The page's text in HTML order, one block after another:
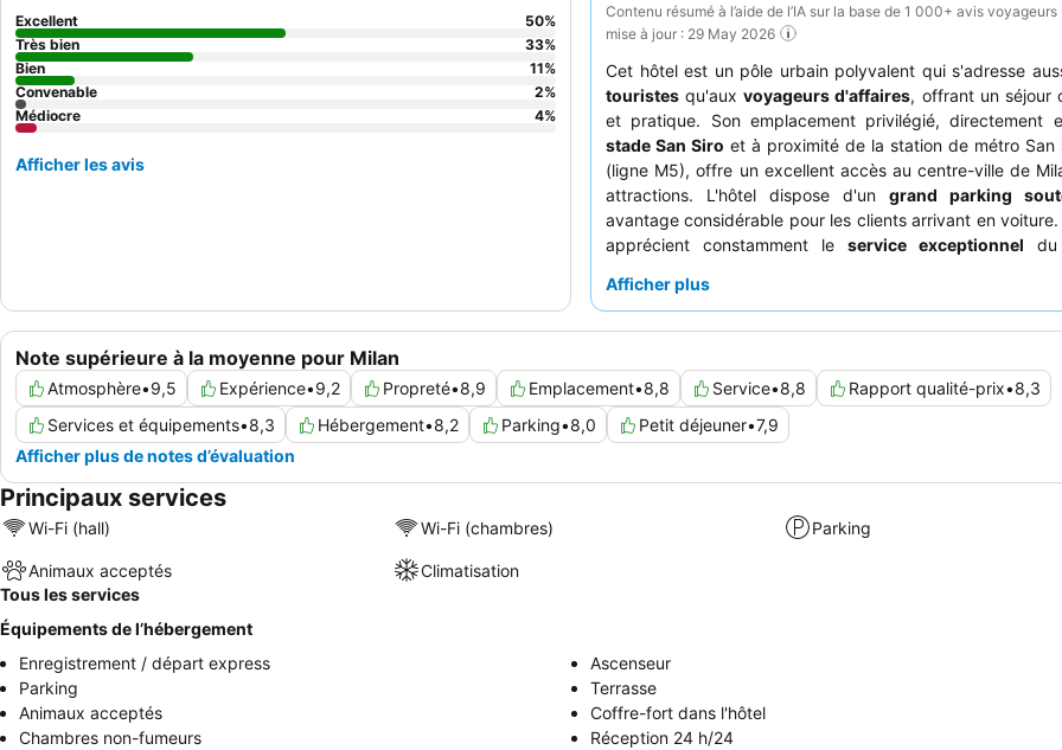
Contenu résumé à l’aide de l’IA sur la base de 1 000+ avis voyageurs
mise à jour : 29 May 2026
Cet hôtel est un pôle urbain polyvalent qui s'adresse
touristes qu'auxvoyageurs d'affaires, offrant un séjour
et pratique. Son emplacement privilégié, directement
stade San Siro et à proximité de la station de métro San
(ligne M5), offre un excellent accès au centre-ville de
attractions. L'hôtel dispose d'un grand parking
avantage considérable pour les clients arrivant en
apprécient constamment le service exceptionnel du
élevées pour ses offres vastes et variées. Pour une
Afficher plus
Note supérieure à la moyenne pour Milan
Atmosphère•9,5 Expérience•9,2 Propreté•8,9 Emplacement•8,8 Service•8,8 Rapport qualité-prix•8,3
Services et équipements•8,3 Hébergement•8,2 Parking•8,0 Petit déjeuner•7,9
Afficher plus de notes d’évaluation
Excellent 50%
Très bien
33%
Bien
11%
Convenable
2%
Médiocre
4%
Afficher les avis
Principaux services
Wi-Fi (hall) Wi-Fi (chambres) Parking
Animaux acceptés
Climatisation
Tous les services
Équipements de l’hébergement
Enregistrement / départ express
Ascenseur
Parking
Terrasse
Animaux acceptés
Coffre-fort dans l'hôtel
Chambres non-fumeurs
Réception 24 h/24